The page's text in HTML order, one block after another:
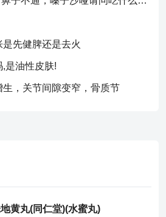
先健脾还是去火
,是油性皮肤!
，关节间隙变窄，骨质节
黄丸(同仁堂)(水蜜丸)